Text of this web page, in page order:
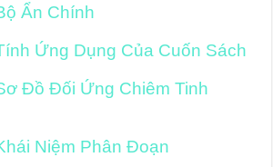
Ẩn Chính
Ứng Dụng Của Cuốn Sách
Đồ Đối Ứng Chiêm Tinh
Niệm Phân Đoạn